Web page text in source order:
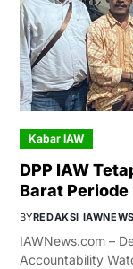
Kabar IAW
DPP IAW
Barat
BYREDAKSI IAWNEWS
IAWNews.com –
Accountability